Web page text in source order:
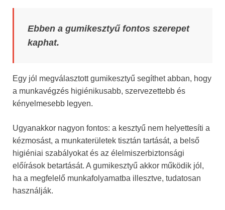
Ebben a gumikesztyű fontos szerepet
kaphat.
Egy jól megválasztott gumikesztyű segíthet abban, hogy
a munkavégzés higiénikusabb, szervezettebb és
kényelmesebb legyen.
Ugyanakkor nagyon fontos: a kesztyű nem helyettesíti a
kézmosást, a munkaterületek tisztán tartását, a belső
higiéniai szabályokat és az élelmiszerbiztonsági
előírások betartását. A gumikesztyű akkor működik jól,
ha a megfelelő munkafolyamatba illesztve, tudatosan
használják.